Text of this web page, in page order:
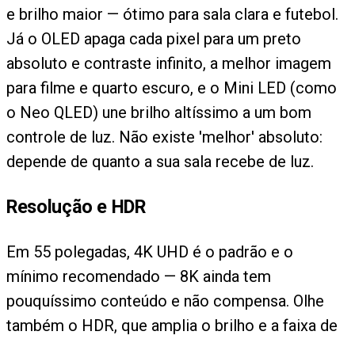
e brilho maior — ótimo para sala clara e futebol.
Já o OLED apaga cada pixel para um preto
absoluto e contraste infinito, a melhor imagem
para filme e quarto escuro, e o Mini LED (como
o Neo QLED) une brilho altíssimo a um bom
controle de luz. Não existe 'melhor' absoluto:
depende de quanto a sua sala recebe de luz.
Resolução e HDR
Em 55 polegadas, 4K UHD é o padrão e o
mínimo recomendado — 8K ainda tem
pouquíssimo conteúdo e não compensa. Olhe
também o HDR, que amplia o brilho e a faixa de